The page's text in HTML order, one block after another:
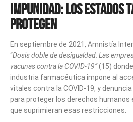
Impunidad: los Estados
protegen
En septiembre de 2021, Amnistía
“Dosis doble de desigualdad: Las
vacunas contra la COVID-19”(15)
industria farmacéutica impone al
vitales contra la COVID-19, y
para proteger los derechos humanos
que suprimieran esas restricciones.